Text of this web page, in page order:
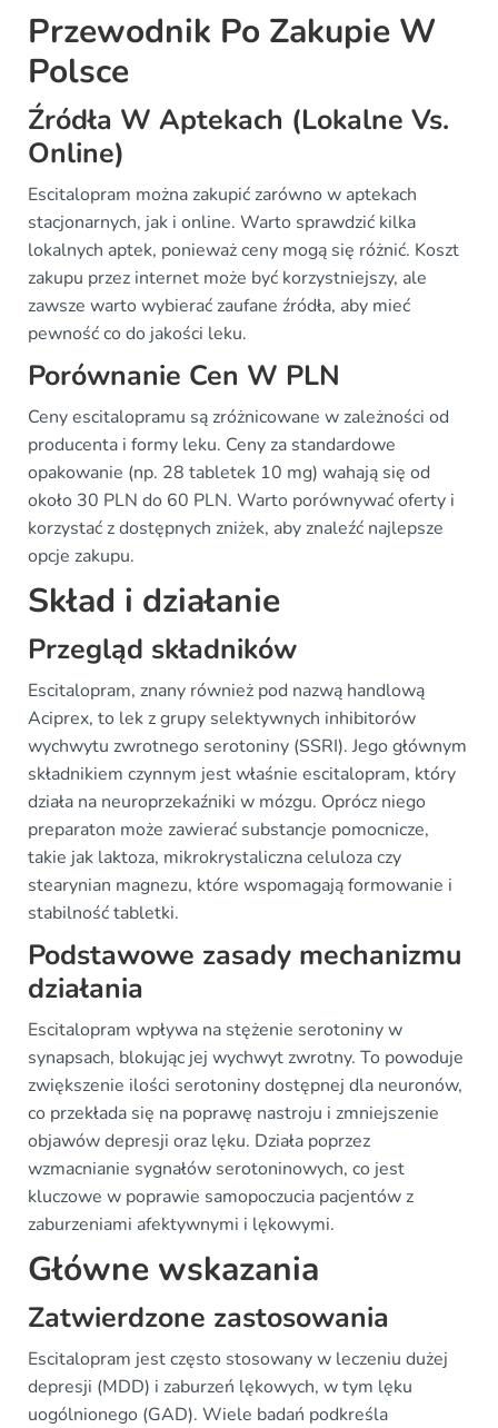
Przewodnik Po Zakupie W
Polsce
Źródła W Aptekach (Lokalne Vs.
Online)
Escitalopram można zakupić zarówno w aptekach
stacjonarnych, jak i online. Warto sprawdzić kilka
lokalnych aptek, ponieważ ceny mogą się różnić. Koszt
zakupu przez internet może być korzystniejszy, ale
zawsze warto wybierać zaufane źródła, aby mieć
pewność co do jakości leku.
Porównanie Cen W PLN
Ceny escitalopramu są zróżnicowane w zależności od
producenta i formy leku. Ceny za standardowe
opakowanie (np. 28 tabletek 10 mg) wahają się od
około 30 PLN do 60 PLN. Warto porównywać oferty i
korzystać z dostępnych zniżek, aby znaleźć najlepsze
opcje zakupu.
Skład i działanie
Przegląd składników
Escitalopram, znany również pod nazwą handlową
Aciprex, to lek z grupy selektywnych inhibitorów
wychwytu zwrotnego serotoniny (SSRI). Jego głównym
składnikiem czynnym jest właśnie escitalopram, który
działa na neuroprzekaźniki w mózgu. Oprócz niego
preparaton może zawierać substancje pomocnicze,
takie jak laktoza, mikrokrystaliczna celuloza czy
stearynian magnezu, które wspomagają formowanie i
stabilność tabletki.
Podstawowe zasady mechanizmu
działania
Escitalopram wpływa na stężenie serotoniny w
synapsach, blokując jej wychwyt zwrotny. To powoduje
zwiększenie ilości serotoniny dostępnej dla neuronów,
co przekłada się na poprawę nastroju i zmniejszenie
objawów depresji oraz lęku. Działa poprzez
wzmacnianie sygnałów serotoninowych, co jest
kluczowe w poprawie samopoczucia pacjentów z
zaburzeniami afektywnymi i lękowymi.
Główne wskazania
Zatwierdzone zastosowania
Escitalopram jest często stosowany w leczeniu dużej
depresji (MDD) i zaburzeń lękowych, w tym lęku
uogólnionego (GAD). Wiele badań podkreśla